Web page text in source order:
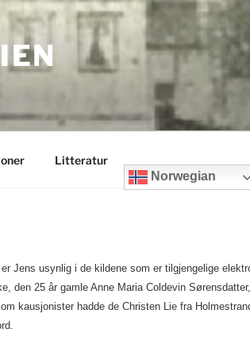
Litteratur
Norwegian
Jens usynlig i de kildene som er tilgjengelige
den 25 år gamle Anne Maria Coldevin
kausjonister hadde de Christen Lie fra